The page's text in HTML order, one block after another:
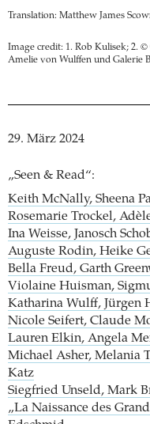
Translation: Matthew James
Image credit: 1. Rob Kulisek; 2.
Amelie von Wulffen und Galerie
29. März 2024
„Seen & Read“:
Keith McNally, Sheena
Rosemarie Trockel,
Ina Weisse, Janosch
Auguste Rodin, Heike
Bella Freud, Garth
Violaine Huisman,
Katharina Wulff, Jürgen
Nicole Seifert, Claude
Lauren Elkin, Angela
Michael Asher, Melania
Katz
Siegfried Unseld, Mark
„La Naissance des